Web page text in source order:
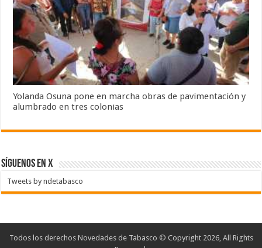
Yolanda Osuna pone en marcha obras de pavimentación y
alumbrado en tres colonias
SÍGUENOS EN X
Tweets by ndetabasco
Todos los derechos Novedades de Tabasco © Copyright 2026, All Rights